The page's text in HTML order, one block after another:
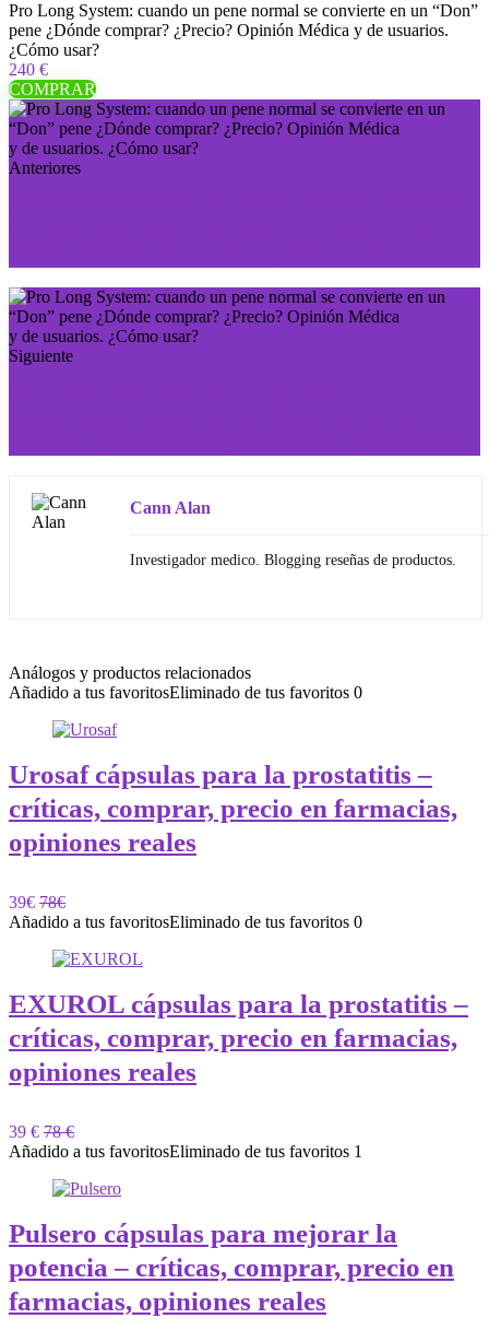
Pro Long System: cuando un pene normal se convierte en un “Don”
pene ¿Dónde comprar? ¿Precio? Opinión Médica y de usuarios.
¿Cómo usar?
240 €
COMPRAR
Anteriores
Siguiente
Cann Alan
Investigador medico. Blogging reseñas de productos.
Análogos y productos relacionados
Añadido a tus favoritosEliminado de tus favoritos 0
Urosaf cápsulas para la prostatitis –
críticas, comprar, precio en farmacias,
opiniones reales
39€ 78€
Añadido a tus favoritosEliminado de tus favoritos 0
EXUROL cápsulas para la prostatitis –
críticas, comprar, precio en farmacias,
opiniones reales
39 € 78 €
Añadido a tus favoritosEliminado de tus favoritos 1
Pulsero cápsulas para mejorar la
potencia – críticas, comprar, precio en
farmacias, opiniones reales